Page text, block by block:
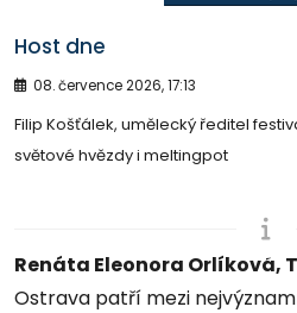
Host dne
08. července 2026, 17:13
Filip Košťálek, umělecký ředitel
světové hvězdy i meltingpot
Renáta Eleonora Orlíková,
Ostrava patří mezi